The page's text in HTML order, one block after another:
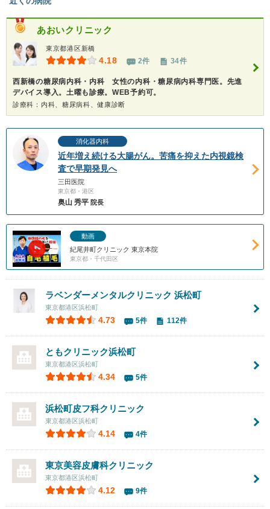
あおいクリニック
東京都港区新橋
4.18 2件 34件
西新橋の糖尿病内科・内科 女性の内科・糖尿病内科専門医。先進
デバイス導入。土曜も診療。WEB予約可。
診療科：内科、糖尿病科、健康診断
消化器内科
近年増え続ける大腸がん。苦痛を抑えた内視鏡検
査で早期発見へ
三田医院
東京都・港区
奥山 秀平 院長
動画
紀尾井町クリニック 東京本院
東京都・千代田区
ラベンダーメンタルクリニック 浜松町
東京都港区浜松町
4.73 5件 112件
ともクリニック浜松町
東京都港区浜松町
4.34 5件
浜松町皮フ科クリニック
東京都港区浜松町
4.14 4件
東京美容皮膚科クリニック
東京都港区浜松町
4.12 9件